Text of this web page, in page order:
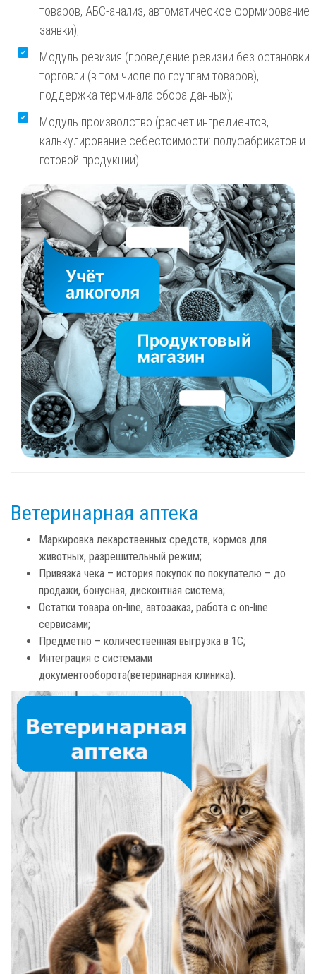
товаров, АБС-анализ, автоматическое формирование
заявки);
Модуль ревизия (проведение ревизии без остановки
торговли (в том числе по группам товаров),
поддержка терминала сбора данных);
Модуль производство (расчет ингредиентов,
калькулирование себестоимости: полуфабрикатов и
готовой продукции).
Ветеринарная аптека
Маркировка лекарственных средств, кормов для
животных, разрешительный режим;
Привязка чека – история покупок по покупателю – до
продажи, бонусная, дисконтная система;
Остатки товара on-line, автозаказ, работа с on-line
сервисами;
Предметно – количественная выгрузка в 1С;
Интеграция с системами
документооборота(ветеринарная клиника).